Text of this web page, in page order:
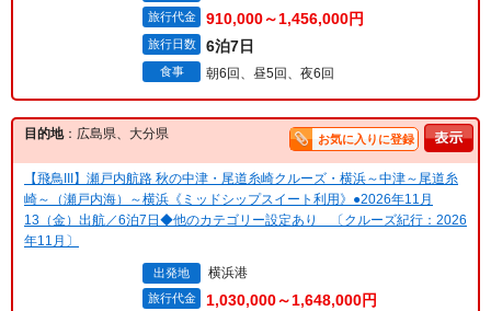
旅行代金 910,000～1,456,000円
旅行日数 6泊7日
食事 朝6回、昼5回、夜6回
目的地：広島県、大分県 お気に入りに登録
【飛鳥III】瀬戸内航路 秋の中津・尾道糸崎クルーズ・横浜～中津～尾道糸
崎～（瀬戸内海）～横浜《ミッドシップスイート利用》●2026年11月
13（金）出航／6泊7日◆他のカテゴリー設定あり 〔クルーズ紀行：2026
年11月〕
出発地 横浜港
旅行代金 1,030,000～1,648,000円